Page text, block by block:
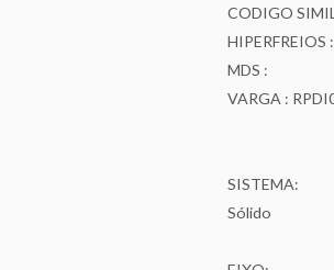
CODIGO
HIPERFREIOS
MDS :
VARGA :
SISTEMA:
Sólido